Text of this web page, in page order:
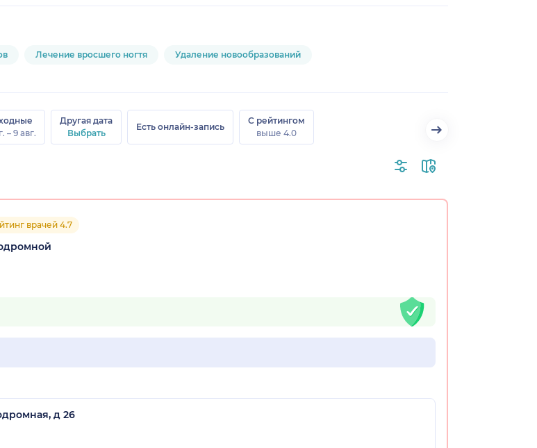
Лечение вросшего ногтя Удаление новообразований
– 9 авг.
Другая дата
Выбрать
Есть онлайн-запись
С рейтингом
выше 4.0
врачей 4.7
д 26